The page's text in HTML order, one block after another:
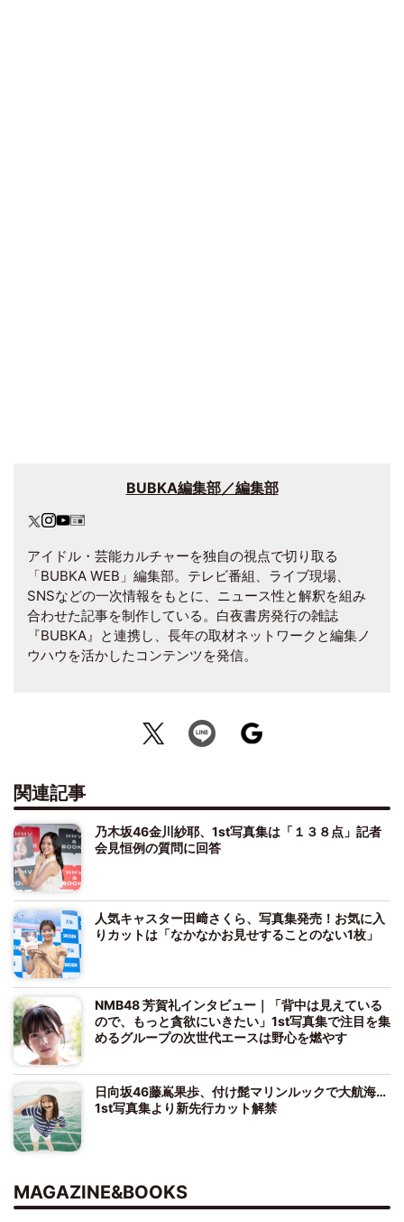
BUBKA編集部／編集部
アイドル・芸能カルチャーを独自の視点で切り取る
「BUBKA WEB」編集部。テレビ番組、ライブ現場、
SNSなどの一次情報をもとに、ニュース性と解釈を組み
合わせた記事を制作している。白夜書房発行の雑誌
『BUBKA』と連携し、長年の取材ネットワークと編集ノ
ウハウを活かしたコンテンツを発信。
関連記事
乃木坂46金川紗耶、1st写真集は「１３８点」記者
会見恒例の質問に回答
人気キャスター田﨑さくら、写真集発売！お気に入
りカットは「なかなかお見せすることのない1枚」
NMB48 芳賀礼インタビュー｜「背中は見えている
ので、もっと貪欲にいきたい」1st写真集で注目を集
めるグループの次世代エースは野心を燃やす
日向坂46藤嶌果歩、付け髭マリンルックで大航海…
1st写真集より新先行カット解禁
MAGAZINE&BOOKS